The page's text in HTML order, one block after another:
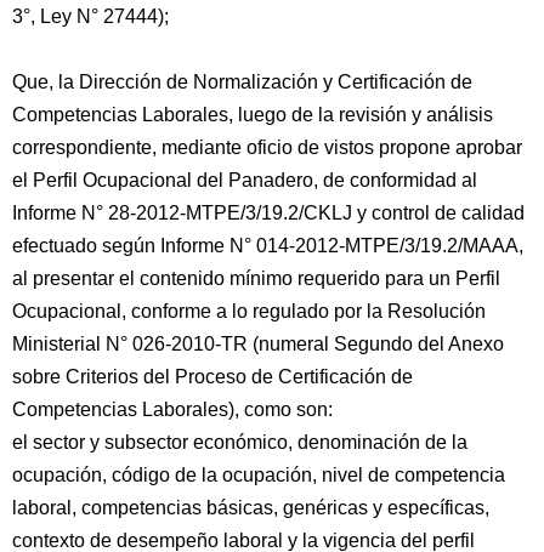
3°, Ley N° 27444);
Que, la Dirección de Normalización y Certificación de
Competencias Laborales, luego de la revisión y análisis
correspondiente, mediante oficio de vistos propone aprobar
el Perfil Ocupacional del Panadero, de conformidad al
Informe N° 28-2012-MTPE/3/19.2/CKLJ y control de calidad
efectuado según Informe N° 014-2012-MTPE/3/19.2/MAAA,
al presentar el contenido mínimo requerido para un Perfil
Ocupacional, conforme a lo regulado por la Resolución
Ministerial N° 026-2010-TR (numeral Segundo del Anexo
sobre Criterios del Proceso de Certificación de
Competencias Laborales), como son:
el sector y subsector económico, denominación de la
ocupación, código de la ocupación, nivel de competencia
laboral, competencias básicas, genéricas y específicas,
contexto de desempeño laboral y la vigencia del perfil